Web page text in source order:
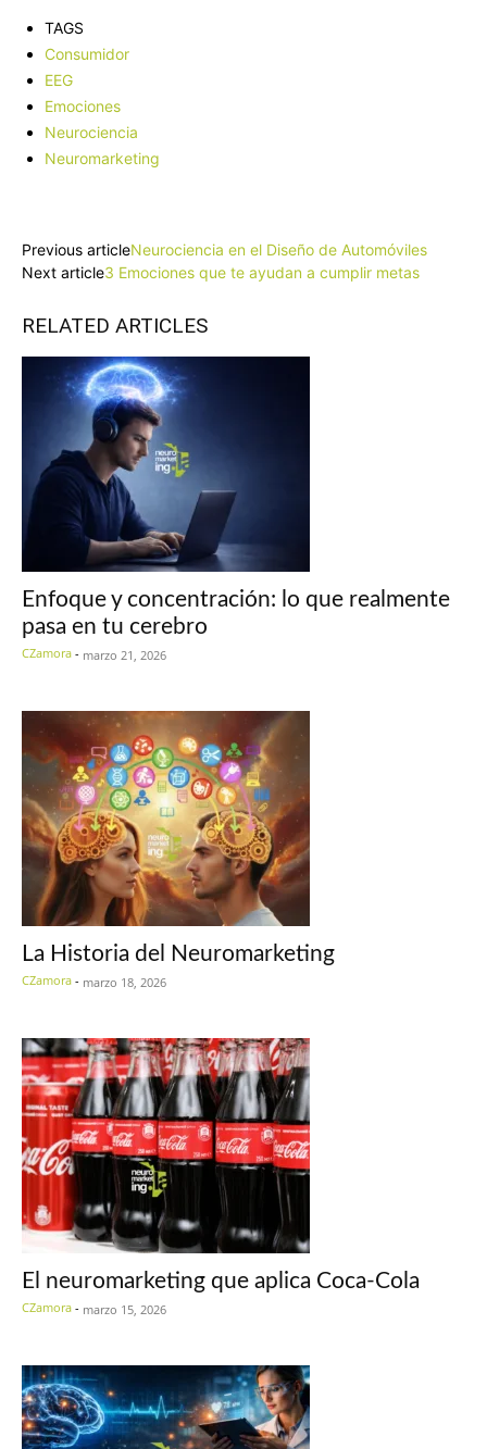
TAGS
Consumidor
EEG
Emociones
Neurociencia
Neuromarketing
Previous articleNeurociencia en el Diseño de Automóviles
Next article3 Emociones que te ayudan a cumplir metas
RELATED ARTICLES
Enfoque y concentración: lo que realmente
pasa en tu cerebro
CZamora - marzo 21, 2026
La Historia del Neuromarketing
CZamora - marzo 18, 2026
El neuromarketing que aplica Coca-Cola
CZamora - marzo 15, 2026